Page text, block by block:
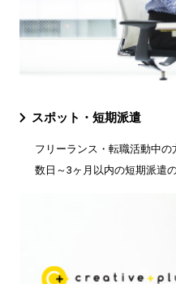
スポット・短期派遣
フリーランス・転職活動中
数日～3ヶ月以内の短期派遣